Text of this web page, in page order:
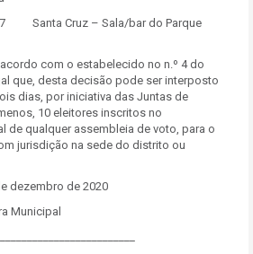
Santa Cruz – Sala/bar do Parque
com o estabelecido no n.º 4 do
que, desta decisão pode ser interposto
dias, por iniciativa das Juntas de
10 eleitores inscritos no
de qualquer assembleia de voto, para o
jurisdição na sede do distrito ou
dezembro de 2020
Municipal